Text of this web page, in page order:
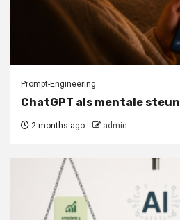
Prompt-Engineering
ChatGPT als mentale steun
2 months ago admin